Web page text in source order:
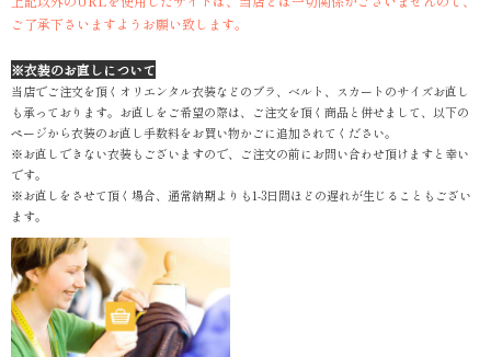
ご了承下さいますようお願い致します。
※衣装のお直しについて
当店でご注文を頂くオリエンタル衣装などのブラ、ベルト、スカートのサイズお直し
も承っております。お直しをご希望の際は、ご注文を頂く商品と併せまして、以下の
ページから衣装のお直し手数料をお買い物かごに追加されてください。
※お直しできない衣装もございますので、ご注文の前にお問い合わせ頂けますと幸い
です。
※お直しをさせて頂く場合、通常納期よりも1-3日間ほどの遅れが生じることもござい
ます。